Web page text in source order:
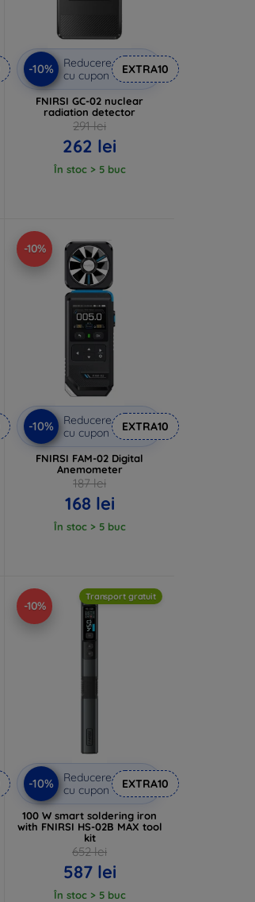
-10%
Reducere
cu cupon
EXTRA10
FNIRSI GC-02 nuclear
radiation detector
291 lei
262 lei
În stoc > 5 buc
-10%
-10%
Reducere
cu cupon
EXTRA10
FNIRSI FAM-02 Digital
Anemometer
187 lei
168 lei
În stoc > 5 buc
-10%
Transport gratuit
-10%
Reducere
cu cupon
EXTRA10
100 W smart soldering iron
with FNIRSI HS-02B MAX tool
kit
652 lei
587 lei
În stoc > 5 buc